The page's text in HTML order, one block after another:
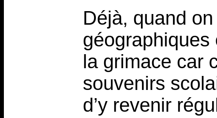
Déjà, quand
la grimace car
souvenirs
d’y revenir